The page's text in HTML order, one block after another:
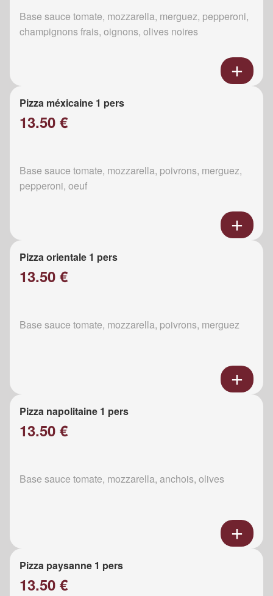
Base sauce tomate, mozzarella, merguez, pepperoni,
champignons frais, oignons, olives noires
Pizza méxicaine 1 pers
13.50 €
Base sauce tomate, mozzarella, poivrons, merguez,
pepperoni, oeuf
Pizza orientale 1 pers
13.50 €
Base sauce tomate, mozzarella, poivrons, merguez
Pizza napolitaine 1 pers
13.50 €
Base sauce tomate, mozzarella, anchois, olives
Pizza paysanne 1 pers
13.50 €